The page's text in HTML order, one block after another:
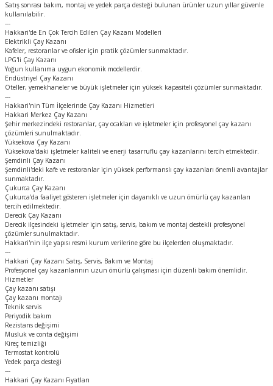
Satış sonrası bakım, montaj ve yedek parça desteği bulunan ürünler uzun yıllar güvenle
kullanılabilir.
---
Hakkari'de En Çok Tercih Edilen Çay Kazanı Modelleri
Elektrikli Çay Kazanı
Kafeler, restoranlar ve ofisler için pratik çözümler sunmaktadır.
LPG'li Çay Kazanı
Yoğun kullanıma uygun ekonomik modellerdir.
Endüstriyel Çay Kazanı
Oteller, yemekhaneler ve büyük işletmeler için yüksek kapasiteli çözümler sunmaktadır.
---
Hakkari'nin Tüm İlçelerinde Çay Kazanı Hizmetleri
Hakkari Merkez Çay Kazanı
Şehir merkezindeki restoranlar, çay ocakları ve işletmeler için profesyonel çay kazanı
çözümleri sunulmaktadır.
Yüksekova Çay Kazanı
Yüksekova'daki işletmeler kaliteli ve enerji tasarruflu çay kazanlarını tercih etmektedir.
Şemdinli Çay Kazanı
Şemdinli'deki kafe ve restoranlar için yüksek performanslı çay kazanları önemli avantajlar
sunmaktadır.
Çukurca Çay Kazanı
Çukurca'da faaliyet gösteren işletmeler için dayanıklı ve uzun ömürlü çay kazanları
tercih edilmektedir.
Derecik Çay Kazanı
Derecik ilçesindeki işletmeler için satış, servis, bakım ve montaj destekli profesyonel
çözümler sunulmaktadır.
Hakkari'nin ilçe yapısı resmi kurum verilerine göre bu ilçelerden oluşmaktadır.
---
Hakkari Çay Kazanı Satış, Servis, Bakım ve Montaj
Profesyonel çay kazanlarının uzun ömürlü çalışması için düzenli bakım önemlidir.
Hizmetler
Çay kazanı satışı
Çay kazanı montajı
Teknik servis
Periyodik bakım
Rezistans değişimi
Musluk ve conta değişimi
Kireç temizliği
Termostat kontrolü
Yedek parça desteği
---
Hakkari Çay Kazanı Fiyatları